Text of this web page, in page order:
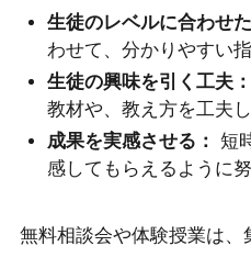
生徒のレベルに合わせ
わせて、分かりやすい
生徒の興味を引く工夫：
教材や、教え方を工夫し
成果を実感させる： 短
感してもらえるように努
無料相談会や体験授業は、